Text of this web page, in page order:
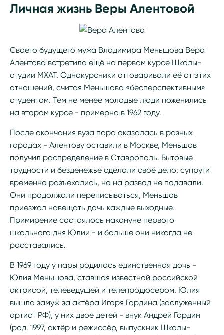
Личная жизнь Веры Алентовой
Своего будущего мужа Владимира Меньшова Вера
Алентова встретила ещё на первом курсе Школы-
студии МХАТ. Однокурсники отговаривали её от этих
отношений, считая Меньшова «бесперспективным»
студентом. Тем не менее молодые люди поженились
на втором курсе - примерно в 1962 году.
После окончания вуза пара оказалась в разных
городах - Алентову оставили в Москве, Меньшов
получил распределение в Ставрополь. Бытовые
трудности и безденежье сделали своё дело: супруги
временно разъехались, но на развод не подавали.
Они продолжали переписываться, Меньшов
приезжал навещать дочь каждые выходные.
Примирение состоялось накануне первого
школьного дня Юлии - и больше они никогда не
расставались.
В 1969 году у пары родилась единственная дочь -
Юлия Меньшова, ставшая известной российской
актрисой, телеведущей и телепродюсером. Юлия
вышла замуж за актёра Игоря Гордина (заслуженный
артист РФ), у них двое детей - внук Андрей Гордин
(род. 1997, актёр и режиссёр, выпускник Школы-